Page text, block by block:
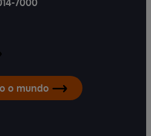
7000
o mundo